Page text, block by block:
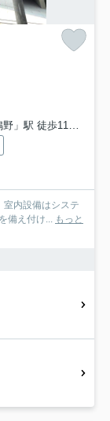
」駅 徒歩11分
内設備はシステ
備え付け... もっと